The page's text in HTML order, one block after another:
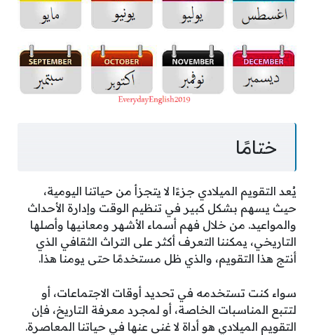
ختامًا
يُعد التقويم الميلادي جزءًا لا يتجزأ من حياتنا اليومية،
حيث يسهم بشكل كبير في تنظيم الوقت وإدارة الأحداث
والمواعيد. من خلال فهم أسماء الأشهر ومعانيها وأصلها
التاريخي، يمكننا التعرف أكثر على التراث الثقافي الذي
أنتج هذا التقويم، والذي ظل مستخدمًا حتى يومنا هذا.
سواء كنت تستخدمه في تحديد أوقات الاجتماعات، أو
لتتبع المناسبات الخاصة، أو لمجرد معرفة التاريخ، فإن
التقويم الميلادي هو أداة لا غنى عنها في حياتنا المعاصرة.